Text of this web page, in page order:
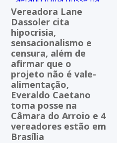
Vereadora Lane
Dassoler cita
hipocrisia,
sensacionalismo e
censura, além de
afirmar que o
projeto não é vale-
alimentação,
Everaldo Caetano
toma posse na
Câmara do Arroio e 4
vereadores estão em
Brasília